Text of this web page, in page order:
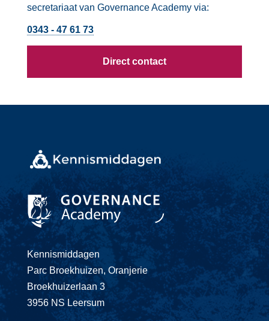
secretariaat van Governance Academy via:
0343 - 47 61 73
Direct contact
Kennismiddagen
Parc Broekhuizen, Oranjerie
Broekhuizerlaan 3
3956 NS Leersum